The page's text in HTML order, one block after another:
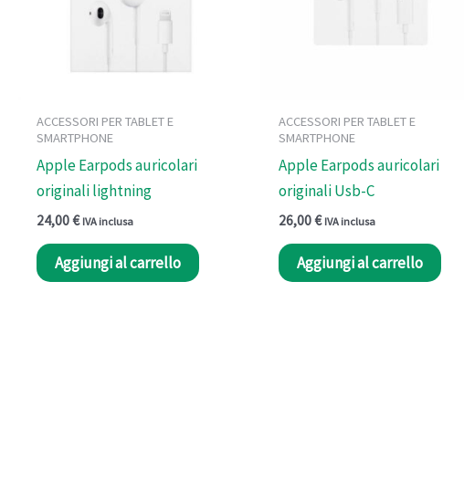
ACCESSORI PER TABLET E
SMARTPHONE
Apple Earpods auricolari
originali lightning
24,00€ IVA inclusa
Aggiungi al carrello
ACCESSORI PER TABLET E
SMARTPHONE
Apple Earpods auricolari
originali Usb-C
26,00€ IVA inclusa
Aggiungi al carrello